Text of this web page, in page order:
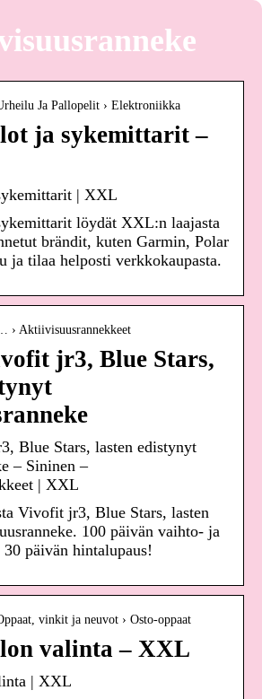
Ja Pallopelit › Elektroniikka
ja sykemittarit –
| XXL
löydät XXL:n laajasta
brändit, kuten Garmin, Polar
ja tilaa helposti verkkokaupasta.
Aktiivisuusrannekkeet
jr3, Blue Stars,
Blue Stars, lasten edistynyt
– Sininen –
| XXL
Vivofit jr3, Blue Stars, lasten
100 päivän vaihto- ja
päivän hintalupaus!
vinkit ja neuvot › Osto-oppaat
valinta – XXL
| XXL